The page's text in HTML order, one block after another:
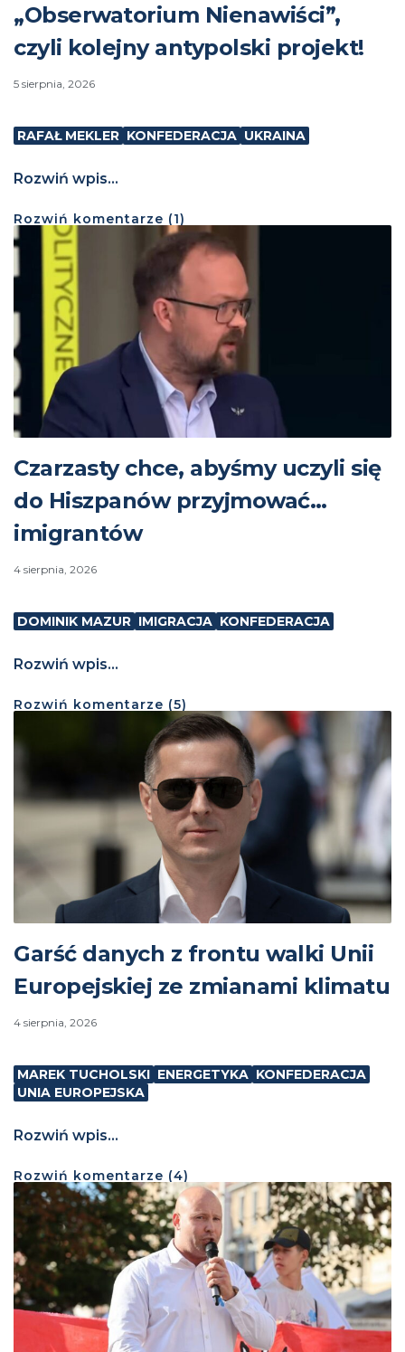
„Obserwatorium Nienawiści”,
czyli kolejny antypolski projekt!
5 sierpnia, 2026
RAFAŁ MEKLER KONFEDERACJA UKRAINA
Rozwiń wpis...
Rozwiń komentarze (1)
Czarzasty chce, abyśmy uczyli się
do Hiszpanów przyjmować…
imigrantów
4 sierpnia, 2026
DOMINIK MAZUR IMIGRACJA KONFEDERACJA
Rozwiń wpis...
Rozwiń komentarze (5)
Garść danych z frontu walki Unii
Europejskiej ze zmianami klimatu
4 sierpnia, 2026
MAREK TUCHOLSKI ENERGETYKA KONFEDERACJA
UNIA EUROPEJSKA
Rozwiń wpis...
Rozwiń komentarze (4)